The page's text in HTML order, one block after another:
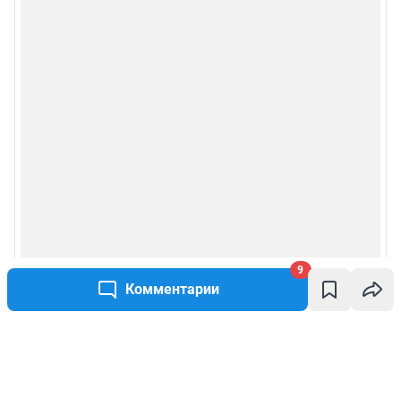
Комментарии
9